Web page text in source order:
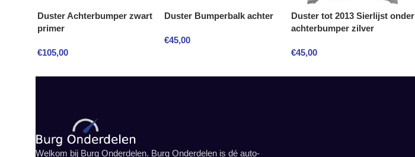
Duster Achterbumper zwart
primer
€105,00
Duster Bumperbalk achter
€45,00
Duster tot 2013 Sierlijst onder
achterbumper zilver
€45,00
Welkom bij Burg Onderdelen. Burg Onderdelen is dé auto-